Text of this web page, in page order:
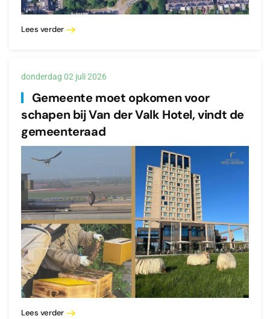
Lees verder
donderdag 02 juli 2026
Gemeente moet opkomen voor
schapen bij Van der Valk Hotel, vindt de
gemeenteraad
Lees verder